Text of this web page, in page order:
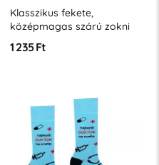
Klasszikus fekete,
középmagas szárú zokni
1 235 Ft